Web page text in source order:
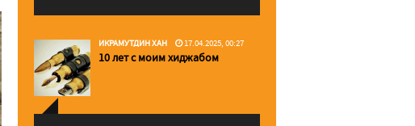
ИКРАМУТДИН ХАН 17.04.2025, 00:27
10 лет с моим хиджабом